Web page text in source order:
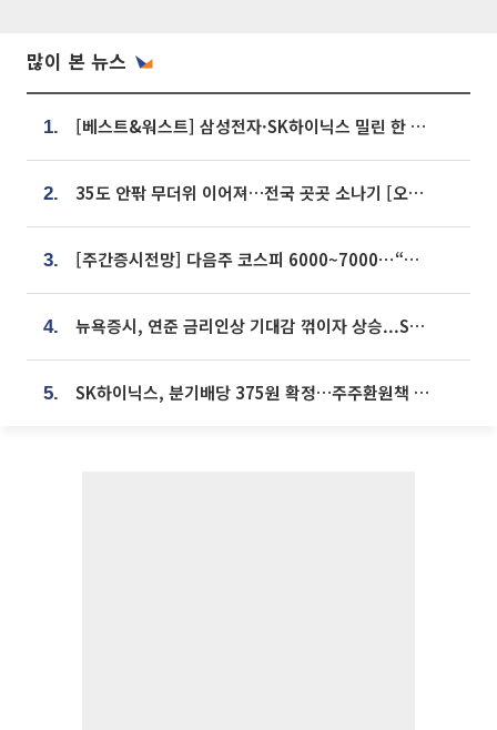
많이 본 뉴스
1. [베스트&워스트] 삼성전자·SK하이닉스 밀린 한 주…상상인증권은 85% 급등
2. 35도 안팎 무더위 이어져…전국 곳곳 소나기 [오늘 날씨]
3. [주간증시전망] 다음주 코스피 6000~7000⋯“外人 수급은 정책이 변수”
4. 뉴욕증시, 연준 금리인상 기대감 꺾이자 상승...S&P500 사상 최고치 [종합]
5. SK하이닉스, 분기배당 375원 확정…주주환원책 9월로 앞당겨 발표